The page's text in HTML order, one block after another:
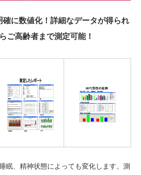
確に数値化！詳細なデータが得られ
ご高齢者まで測定可能！
眠、精神状態によっても変化します。測